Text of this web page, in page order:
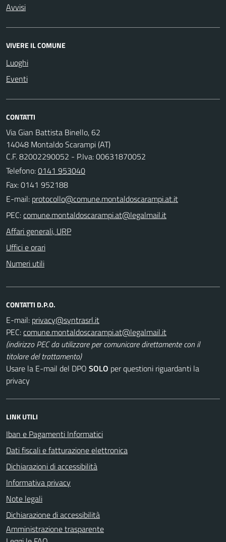
Avvisi
VIVERE IL COMUNE
Luoghi
Eventi
CONTATTI
Via Gian Battista Binello, 62
14048 Montaldo Scarampi (AT)
C.F. 82002290052 - P.Iva: 00631870052
Telefono:0141 953040
Fax: 0141 952188
E-mail:
PEC:
Affari generali, URP
Uffici e orari
Numeri utili
CONTATTI D.P.O.
E-mail:
PEC:
(indirizzo PEC da utilizzare per comunicare direttamente con il
titolare del trattamento)
Usare la E-mail del DPO SOLO per questioni riguardanti la
privacy
LINK UTILI
Iban e Pagamenti Informatici
Dati fiscali e fatturazione elettronica
Dichiarazioni di accessibilità
Informativa privacy
Note legali
Dichiarazione di accessibilità
Amministrazione trasparente